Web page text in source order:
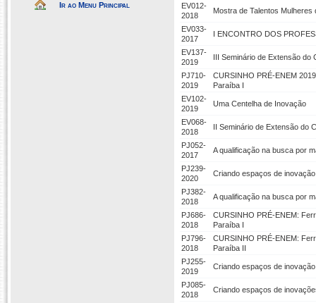
Ir ao Menu Principal
EV012-
2018
Mostra de Talentos Mulheres
EV033-
2017
I ENCONTRO DOS
EV137-
2019
III Seminário de Extensão do
PJ710-
2019
CURSINHO PRÉ-ENEM
Paraíba I
EV102-
2019
Uma Centelha de Inovação
EV068-
2018
II Seminário de Extensão do
PJ052-
2017
A qualificação na busca por
PJ239-
2020
Criando espaços de
PJ382-
2018
A qualificação na busca por
PJ686-
2018
CURSINHO PRÉ-ENEM:
Paraíba I
PJ796-
2018
CURSINHO PRÉ-ENEM:
Paraíba II
PJ255-
2019
Criando espaços de
PJ085-
2018
Criando espaços de